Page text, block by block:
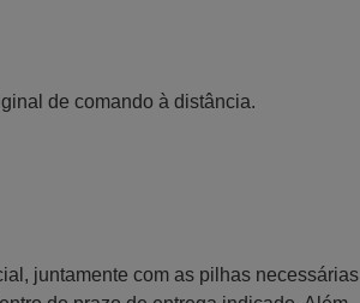
de comando à distância.
juntamente com as pilhas necessárias